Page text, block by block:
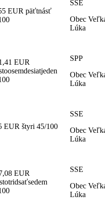
EUR päťtnásť
SSE
Obec
Lúka
EUR
SPP
Obec
Lúka
EUR štyri 45/100
SSE
Obec
Lúka
EUR
SSE
Obec
Lúka